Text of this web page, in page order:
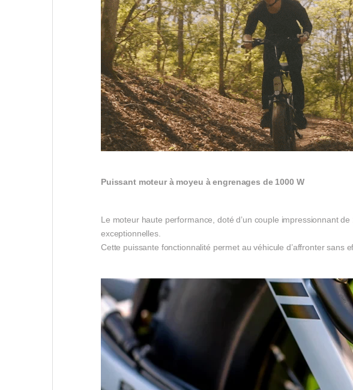
Puissant moteur à moyeu à engrenages de 1000 W
Le moteur haute performance, doté d’un couple impressionnant
exceptionnelles.
Cette puissante fonctionnalité permet au véhicule d’affronter sans